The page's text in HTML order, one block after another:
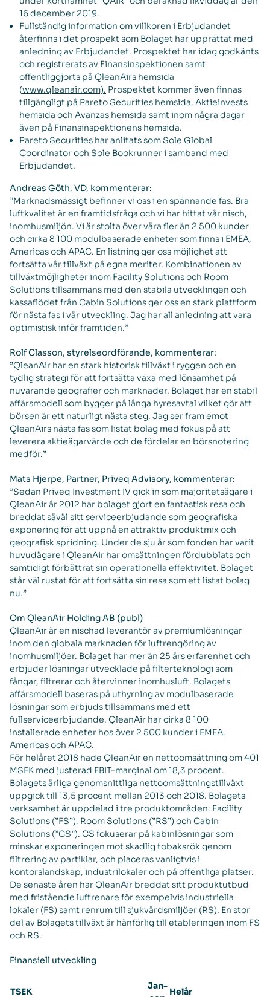
16 december 2019.
Fullständig information om villkoren i Erbjudandet
återfinns i det prospekt som Bolaget har upprättat med
anledning av Erbjudandet. Prospektet har idag godkänts
och registrerats av Finansinspektionen samt
offentliggjorts på QleanAirs hemsida
(www.qleanair.com). Prospektet kommer även finnas
tillgängligt på Pareto Securities hemsida, Aktieinvests
hemsida och Avanzas hemsida samt inom några dagar
även på Finansinspektionens hemsida.
Pareto Securities har anlitats som Sole Global
Coordinator och Sole Bookrunner i samband med
Erbjudandet.
Andreas Göth, VD, kommenterar:
”Marknadsmässigt befinner vi oss i en spännande fas. Bra
luftkvalitet är en framtidsfråga och vi har hittat vår nisch,
inomhusmiljön. Vi är stolta över våra fler än 2 500 kunder
och cirka 8 100 modulbaserade enheter som finns i EMEA,
Americas och APAC. En listning ger oss möjlighet att
fortsätta vår tillväxt på egna meriter. Kombinationen av
tillväxtmöjligheter inom Facility Solutions och Room
Solutions tillsammans med den stabila utvecklingen och
kassaflödet från Cabin Solutions ger oss en stark plattform
för nästa fas i vår utveckling. Jag har all anledning att vara
optimistisk inför framtiden.”
Rolf Classon, styrelseordförande, kommenterar:
”QleanAir har en stark historisk tillväxt i ryggen och en
tydlig strategi för att fortsätta växa med lönsamhet på
nuvarande geografier och marknader. Bolaget har en stabil
affärsmodell som bygger på långa hyresavtal vilket gör att
börsen är ett naturligt nästa steg. Jag ser fram emot
QleanAirs nästa fas som listat bolag med fokus på att
leverera aktieägarvärde och de fördelar en börsnotering
medför.”
Mats Hjerpe, Partner, Priveq Advisory, kommenterar:
”Sedan Priveq Investment IV gick in som majoritetsägare i
QleanAir år 2012 har bolaget gjort en fantastisk resa och
breddat såväl sitt serviceerbjudande som geografiska
exponering för att uppnå en attraktiv produktmix och
geografisk spridning. Under de sju år som fonden har varit
huvudägare i QleanAir har omsättningen fördubblats och
samtidigt förbättrat sin operationella effektivitet. Bolaget
står väl rustat för att fortsätta sin resa som ett listat bolag
nu.”
Om QleanAir Holding AB (publ)
QleanAir är en nischad leverantör av premiumlösningar
inom den globala marknaden för luftrengöring av
inomhusmiljöer. Bolaget har mer än 25 års erfarenhet och
erbjuder lösningar utvecklade på filterteknologi som
fångar, filtrerar och återvinner inomhusluft. Bolagets
affärsmodell baseras på uthyrning av modulbaserade
lösningar som erbjuds tillsammans med ett
fullserviceerbjudande. QleanAir har cirka 8 100
installerade enheter hos över 2 500 kunder i EMEA,
Americas och APAC.
För helåret 2018 hade QleanAir en nettoomsättning om 401
MSEK med justerad EBIT-marginal om 18,3 procent.
Bolagets årliga genomsnittliga nettoomsättningstillväxt
uppgick till 13,5 procent mellan 2013 och 2018. Bolagets
verksamhet är uppdelad i tre produktområden: Facility
Solutions (”FS”), Room Solutions (”RS”) och Cabin
Solutions (”CS”). CS fokuserar på kabinlösningar som
minskar exponeringen mot skadlig tobaksrök genom
filtrering av partiklar, och placeras vanligtvis i
kontorslandskap, industrilokaler och på offentliga platser.
De senaste åren har QleanAir breddat sitt produktutbud
med fristående luftrenare för exempelvis industriella
lokaler (FS) samt renrum till sjukvårdsmiljöer (RS). En stor
del av Bolagets tillväxt är hänförlig till etableringen inom FS
och RS.
Finansiell utveckling
TSEK
Jan-
Helår